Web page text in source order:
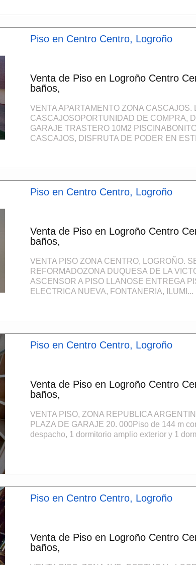
Piso en Centro Centro, Logroño
Venta de Piso en Logroño Centro
baños,
VENTA APARTAMENTO ZONA
CASCAJOSOPORTUNIDAD DE COMPRA,
GARAJE TRASTERO 10M2
CASCAJOS, DISFRUTA DE PODER EN
Piso en Centro Centro, Logroño
Venta de Piso en Logroño Centro
baños,
VENTA PISO ZONA CENTRO, LOGROÑO.
REFORMADOZONA DUQUESA DE LA
ASCENSOR A PISO LLANOSE ENTREGA
ELECTRICA NUEVA, FONTANERIA, ILUMI...
Piso en Centro Centro, Logroño
Venta de Piso en Logroño Centro
baños,
VENTA PISO, ZONA REPUBLICA
PLAZA DE GARAJE 20. 000Piso de 144 m
despacho, 1 dormitorio amplio exterior y 1
Piso en Centro Centro, Logroño
Venta de Piso en Logroño Centro
baños,